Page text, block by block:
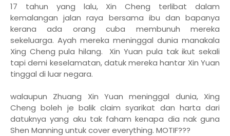
17 tahun yang lalu, Xin Cheng terlibat dalam
kemalangan jalan raya bersama ibu dan bapanya
kerana ada orang cuba membunuh mereka
sekeluarga. Ayah mereka meninggal dunia manakala
Xing Cheng pula hilang. Xin Yuan pula tak ikut sekali
tapi demi keselamatan, datuk mereka hantar Xin Yuan
tinggal di luar negara.
walaupun Zhuang Xin Yuan meninggal dunia, Xing
Cheng boleh je balik claim syarikat dan harta dari
datuknya yang aku tak faham kenapa dia nak guna
Shen Manning untuk cover everything. MOTIF???